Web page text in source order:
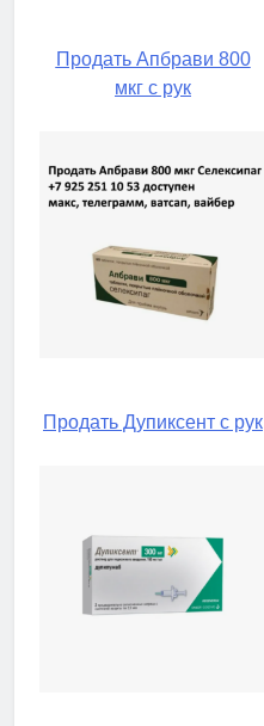
Продать Апбрави 800
мкг с рук
Продать Дупиксент с рук